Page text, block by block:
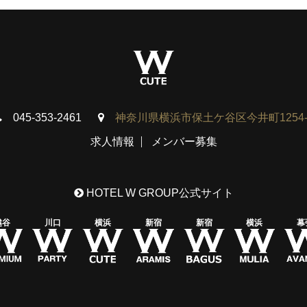
045-353-2461 神奈川県横浜市保土ケ谷区今井町
求人情報 メンバー募集
HOTEL W GROUP公式サイト
谷 川口 横浜 新宿 新宿 横浜 幕